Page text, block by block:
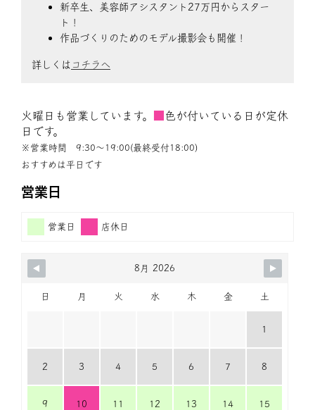
新卒生、美容師アシスタント27万円からスター
ト！
作品づくりのためのモデル撮影会も開催！
詳しくは コチラへ
火曜日も営業しています。
色が付いている日が定休
日です。
※営業時間 9:30〜19:00(最終受付18:00)
おすすめは平日です
営業日
営業日 店休日
8月 2026
日 月 火 水 木 金 土
1
2 3 4 5 6 7 8
9 10 11 12 13 14 15